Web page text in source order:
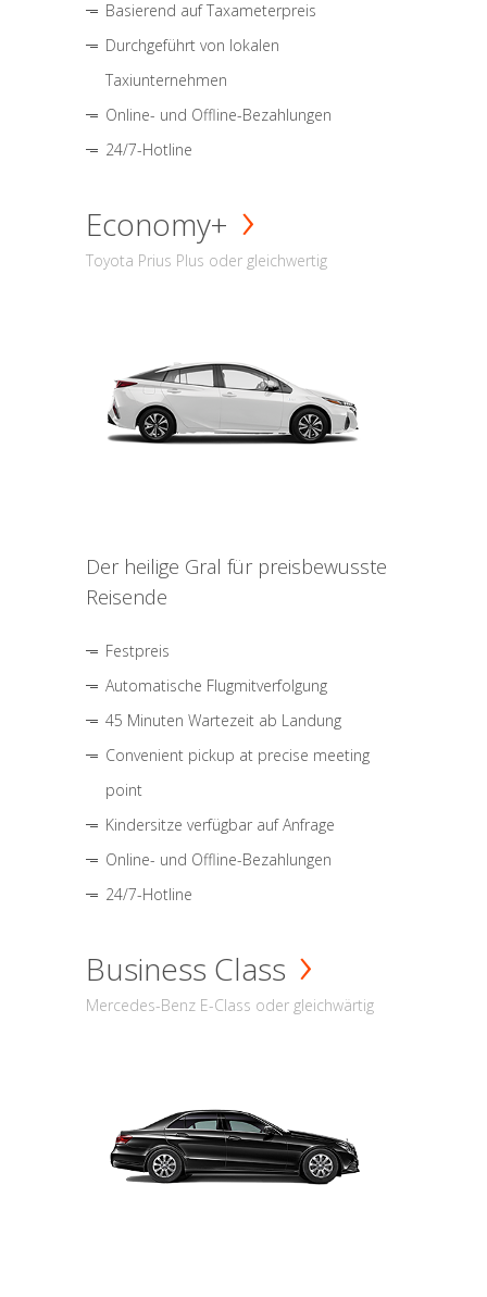
Basierend auf Taxameterpreis
Durchgeführt von lokalen
Taxiunternehmen
Online- und Offline-Bezahlungen
24/7-Hotline
Economy+
Toyota Prius Plus oder gleichwertig
Der heilige Gral für preisbewusste
Reisende
Festpreis
Automatische Flugmitverfolgung
45 Minuten Wartezeit ab Landung
Convenient pickup at precise meeting
point
Kindersitze verfügbar auf Anfrage
Online- und Offline-Bezahlungen
24/7-Hotline
Business Class
Mercedes-Benz E-Class oder gleichwärtig